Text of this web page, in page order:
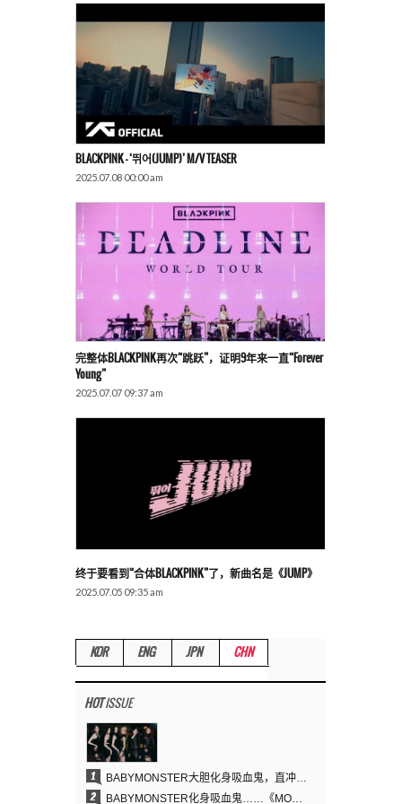
BLACKPINK – ‘뛰어(JUMP)’ M/V TEASER
2025.07.08 00:00 am
完整体BLACKPINK再次“跳跃”，证明9年来一直“Forever
Young”
2025.07.07 09:37 am
终于要看到“合体BLACKPINK”了，新曲名是《JUMP》
2025.07.05 09:35 am
KOR ENG JPN CHN
HOTISSUE
1 BABYMONSTER大胆化身吸血鬼，直冲YouTube全球趋势榜第一
2 BABYMONSTER化身吸血鬼……《MOON》为三个月企划收官